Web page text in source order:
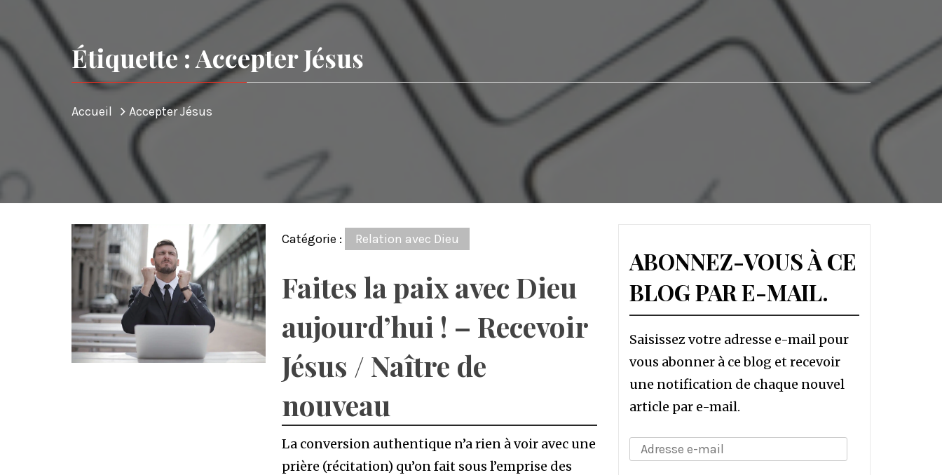
Étiquette : Accepter Jésus
Accueil Accepter Jésus
Catégorie : Relation avec Dieu
Faites la paix avec Dieu
aujourd’hui ! – Recevoir
Jésus / Naître de
nouveau
La conversion authentique n’a rien à voir avec une
prière (récitation) qu’on fait sous l’emprise des
ABONNEZ-VOUS À CE
BLOG PAR E-MAIL.
Saisissez votre adresse e-mail pour
vous abonner à ce blog et recevoir
une notification de chaque nouvel
article par e-mail.
Adresse